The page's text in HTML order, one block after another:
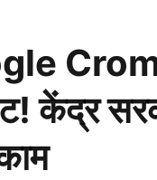
केंद्र